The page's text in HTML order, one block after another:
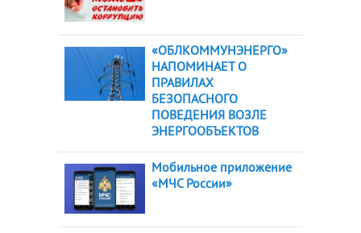
«ОБЛКОММУНЭНЕРГО»
НАПОМИНАЕТ О
ПРАВИЛАХ
БЕЗОПАСНОГО
ПОВЕДЕНИЯ ВОЗЛЕ
ЭНЕРГООБЪЕКТОВ
Мобильное приложение
«МЧС России»